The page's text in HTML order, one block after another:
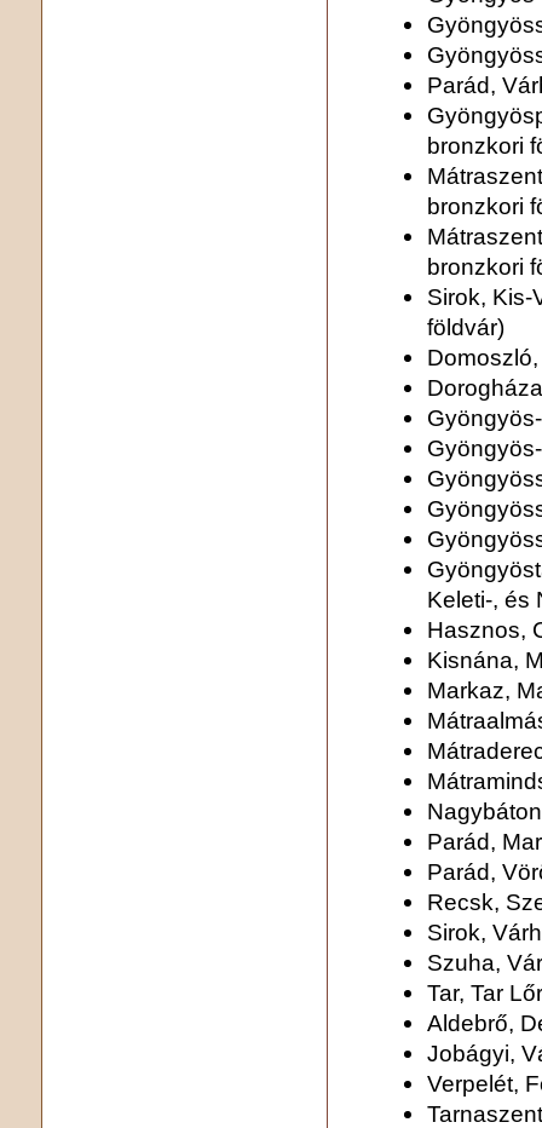
Parád,
bronzkori
bronzkori
bronzkori
Sirok, Kis-
földvár)
Keleti-, és
Hasznos,
Kisnána,
Markaz,
Parád,
Parád,
Recsk,
Sirok,
Szuha,
Tar, Tar
Aldebrő,
Jobágyi,
Verpelét,